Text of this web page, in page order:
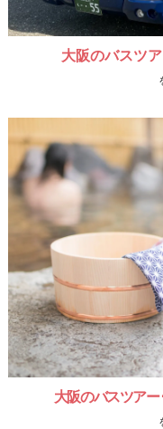
大阪のバスツ
大阪のバスツア